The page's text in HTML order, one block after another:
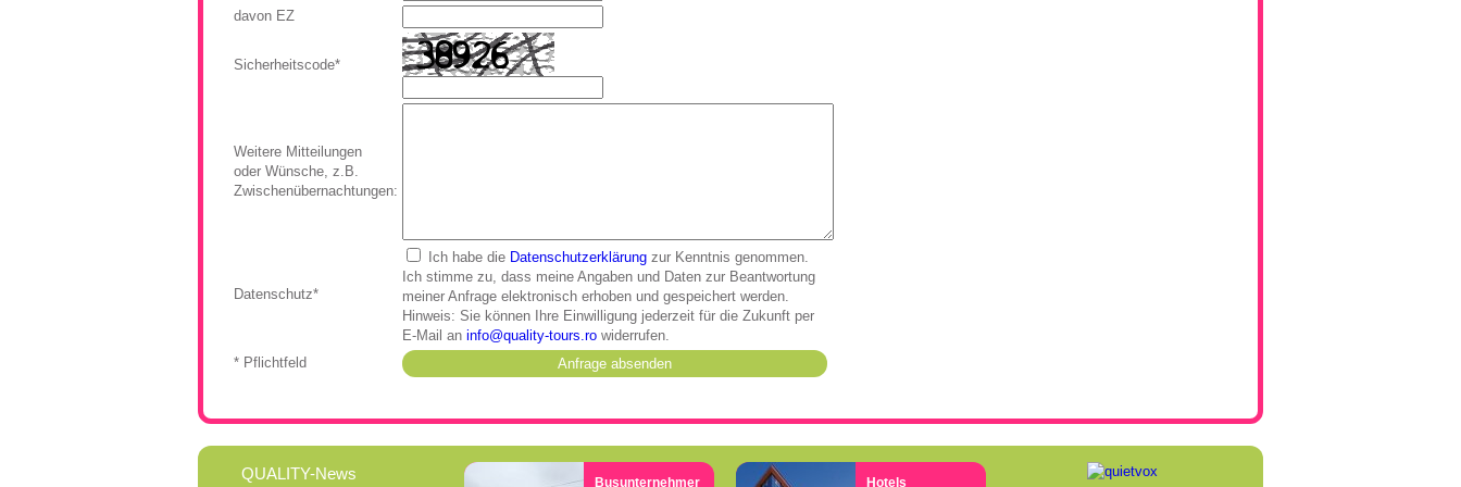
davon EZ
Sicherheitscode*
Weitere Mitteilungen
oder Wünsche, z.B.
Zwischenübernachtungen:
Datenschutz*
Ich habe die Datenschutzerklärung zur Kenntnis genommen.
Ich stimme zu, dass meine Angaben und Daten zur Beantwortung
meiner Anfrage elektronisch erhoben und gespeichert werden.
Hinweis: Sie können Ihre Einwilligung jederzeit für die Zukunft per
E-Mail an info quality-tours.ro widerrufen.
* Pflichtfeld
QUALITY-News Busunternehmer Hotels